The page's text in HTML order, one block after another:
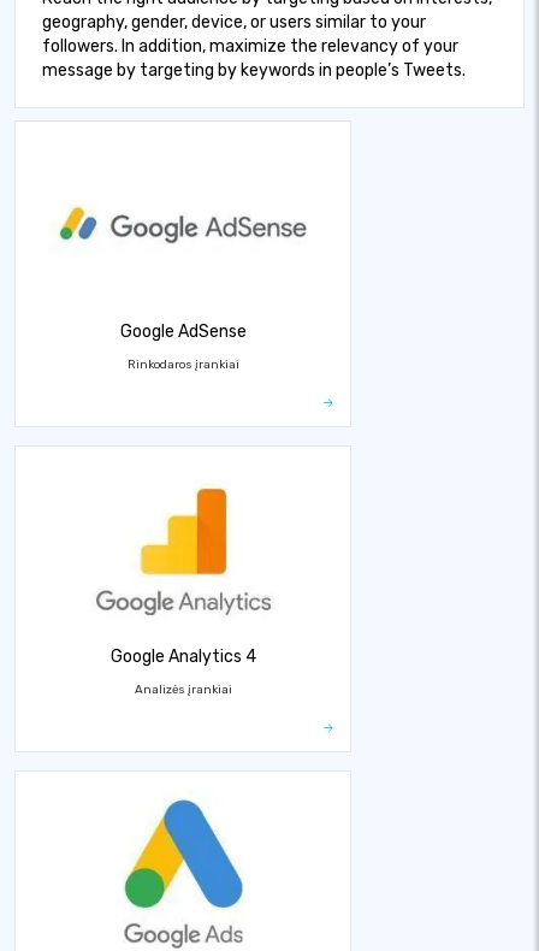
geography, gender, device, or users similar to your
followers. In addition, maximize the relevancy of your
message by targeting by keywords in people’s Tweets.
Google AdSense
Rinkodaros įrankiai
Google Analytics 4
Analizės įrankiai